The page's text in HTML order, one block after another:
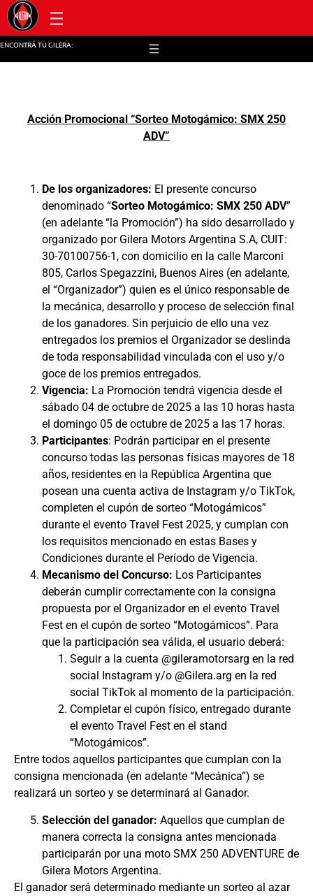
ENCONTRÁ TU GILERA:
Acción Promocional “Sorteo Motogámico: SMX 250
ADV”
De los organizadores: El presente concurso
denominado “Sorteo Motogámico: SMX 250 ADV”
(en adelante “la Promoción”) ha sido desarrollado y
organizado por Gilera Motors Argentina S.A, CUIT:
30-70100756-1, con domicilio en la calle Marconi
805, Carlos Spegazzini, Buenos Aires (en adelante,
el “Organizador”) quien es el único responsable de
la mecánica, desarrollo y proceso de selección final
de los ganadores. Sin perjuicio de ello una vez
entregados los premios el Organizador se deslinda
de toda responsabilidad vinculada con el uso y/o
goce de los premios entregados.
Vigencia: La Promoción tendrá vigencia desde el
sábado 04 de octubre de 2025 a las 10 horas hasta
el domingo 05 de octubre de 2025 a las 17 horas.
Participantes: Podrán participar en el presente
concurso todas las personas físicas mayores de 18
años, residentes en la República Argentina que
posean una cuenta activa de Instagram y/o TikTok,
completen el cupón de sorteo “Motogámicos”
durante el evento Travel Fest 2025, y cumplan con
los requisitos mencionado en estas Bases y
Condiciones durante el Período de Vigencia.
Mecanismo del Concurso: Los Participantes
deberán cumplir correctamente con la consigna
propuesta por el Organizador en el evento Travel
Fest en el cupón de sorteo “Motogámicos”. Para
que la participación sea válida, el usuario deberá:
Seguir a la cuenta @gileramotorsarg en la red
social Instagram y/o @Gilera.arg en la red
social TikTok al momento de la participación.
Completar el cupón físico, entregado durante
el evento Travel Fest en el stand
“Motogámicos”.
Entre todos aquellos participantes que cumplan con la
consigna mencionada (en adelante “Mecánica”) se
realizará un sorteo y se determinará al Ganador.
Selección del ganador: Aquellos que cumplan de
manera correcta la consigna antes mencionada
participarán por una moto SMX 250 ADVENTURE de
Gilera Motors Argentina.
El ganador será determinado mediante un sorteo al azar